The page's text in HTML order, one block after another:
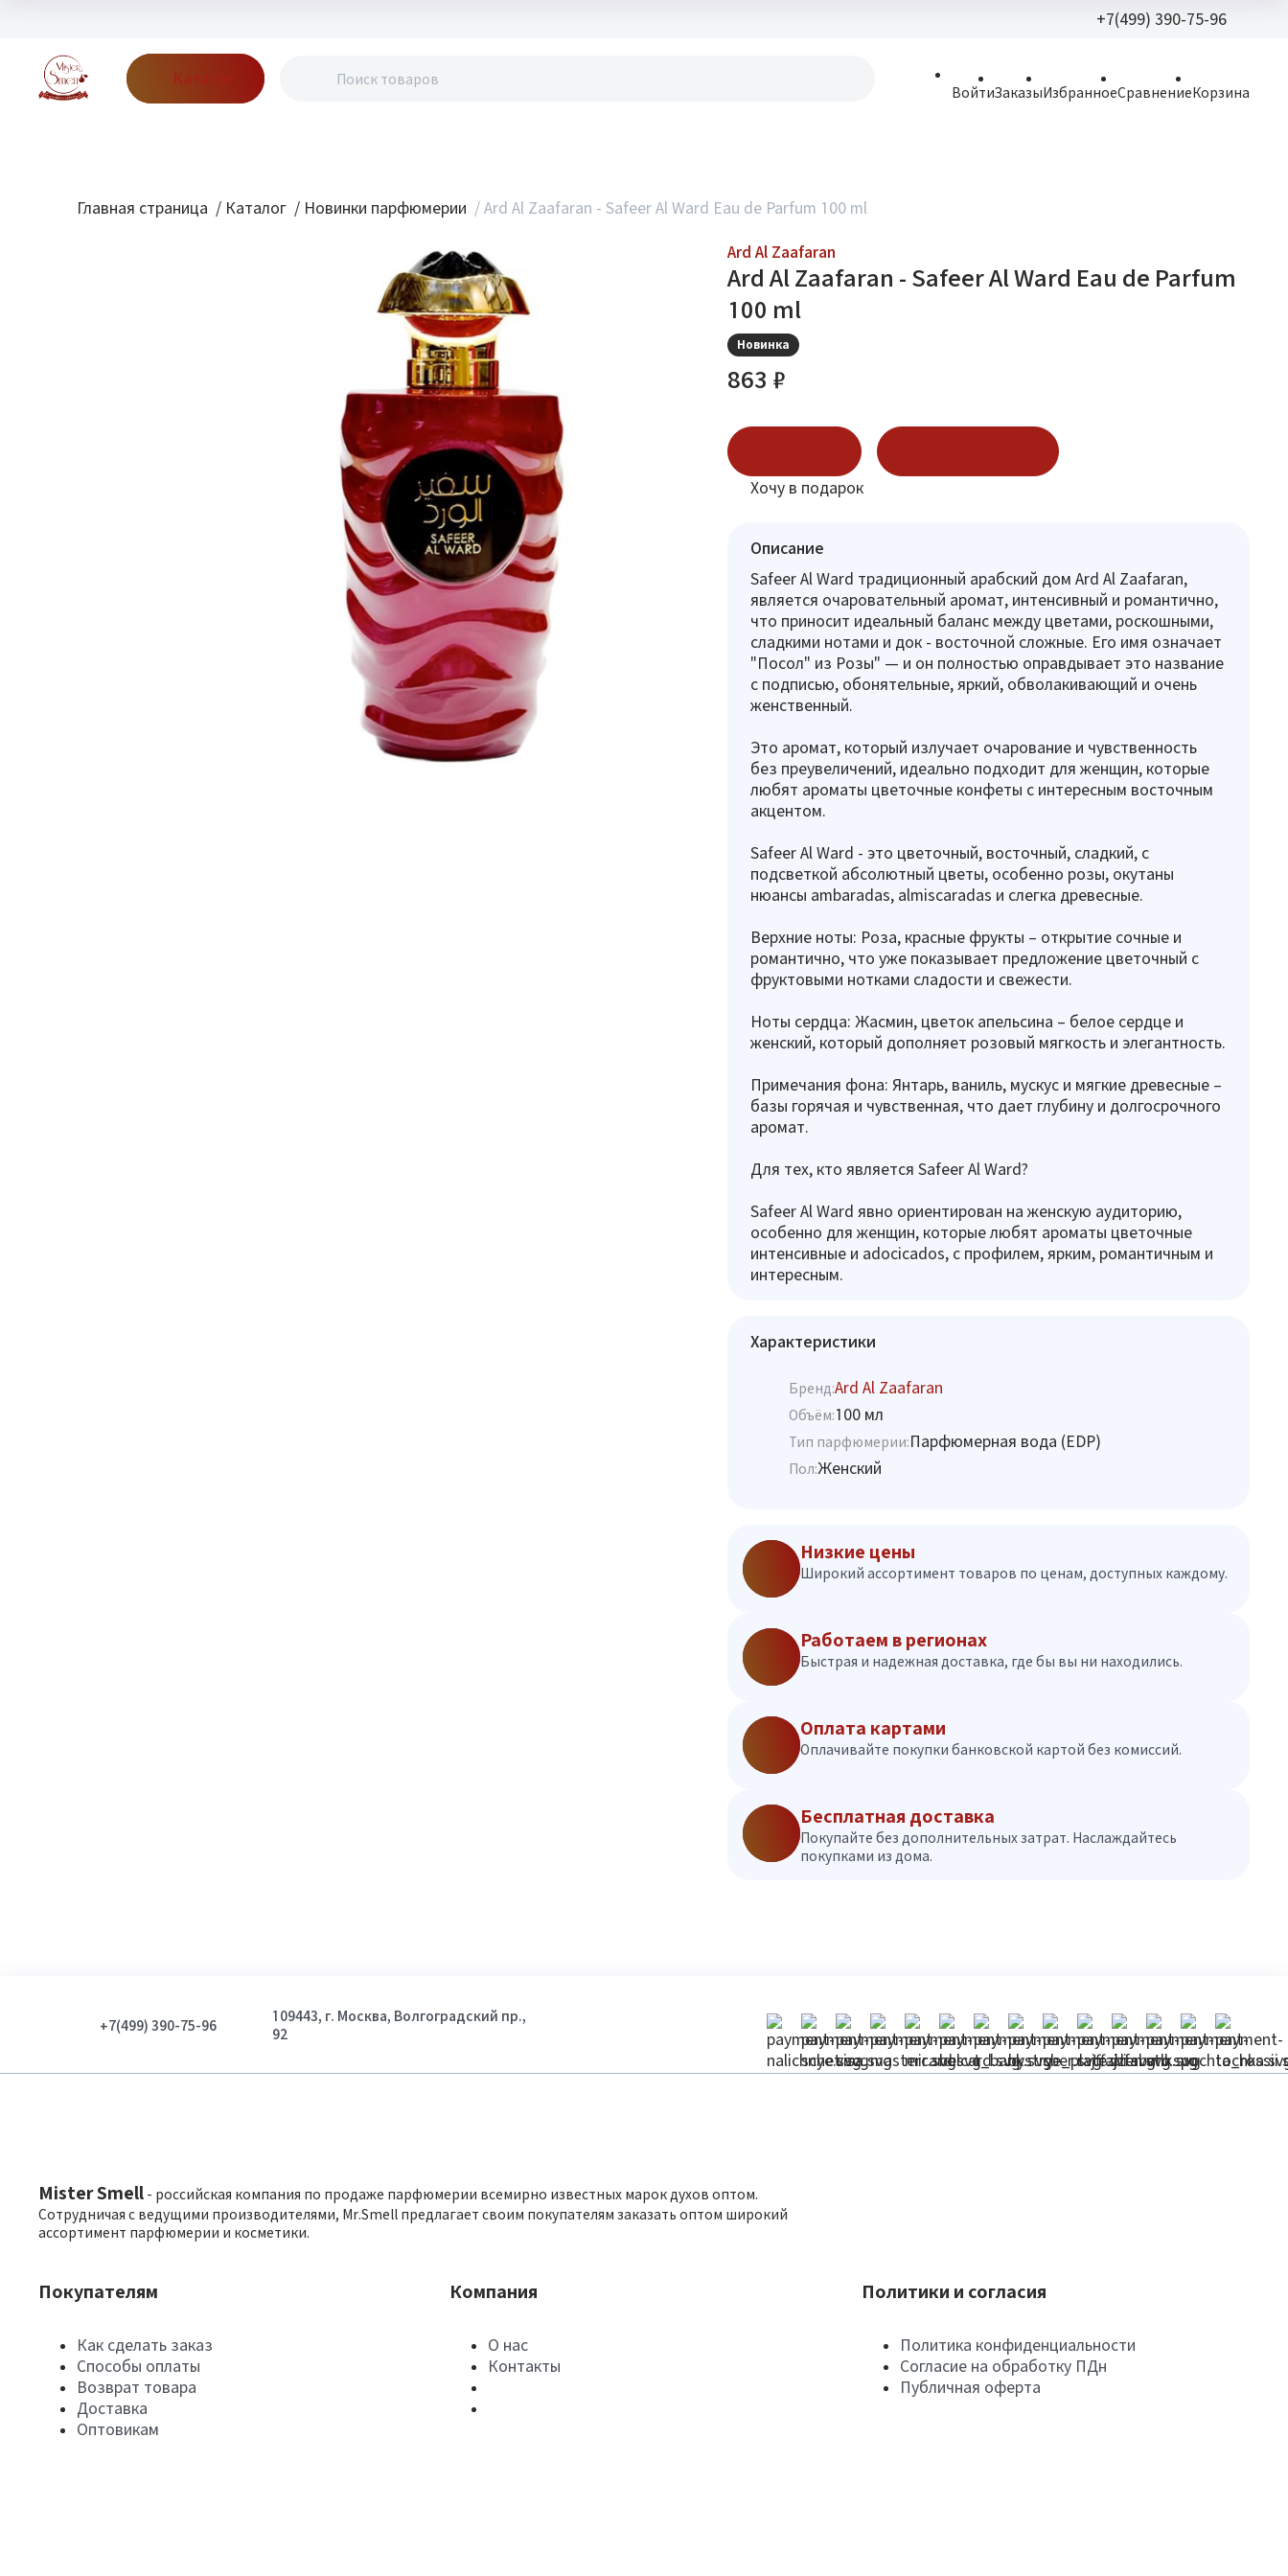
+7(499) 390-75-96
Каталог
ВойтиЗаказыИзбранноеСравнениеКорзина
Главная страница / Каталог / Новинки парфюмерии / Ard Al Zaafaran - Safeer Al Ward Eau de Parfum 100 ml
Ard Al Zaafaran
Ard Al Zaafaran - Safeer Al Ward Eau de Parfum
100 ml
Новинка
863 ₽
Хочу в подарок
Описание
Safeer Al Ward традиционный арабский дом Ard Al Zaafaran,
является очаровательный аромат, интенсивный и романтично,
что приносит идеальный баланс между цветами, роскошными,
сладкими нотами и док - восточной сложные. Его имя означает
"Посол" из Розы" — и он полностью оправдывает это название
с подписью, обонятельные, яркий, обволакивающий и очень
женственный.
Это аромат, который излучает очарование и чувственность
без преувеличений, идеально подходит для женщин, которые
любят ароматы цветочные конфеты с интересным восточным
акцентом.
Safeer Al Ward - это цветочный, восточный, сладкий, с
подсветкой абсолютный цветы, особенно розы, окутаны
нюансы ambaradas, almiscaradas и слегка древесные.
Верхние ноты: Роза, красные фрукты – открытие сочные и
романтично, что уже показывает предложение цветочный с
фруктовыми нотками сладости и свежести.
Ноты сердца: Жасмин, цветок апельсина – белое сердце и
женский, который дополняет розовый мягкость и элегантность.
Примечания фона: Янтарь, ваниль, мускус и мягкие древесные –
базы горячая и чувственная, что дает глубину и долгосрочного
аромат.
Для тех, кто является Safeer Al Ward?
Safeer Al Ward явно ориентирован на женскую аудиторию,
особенно для женщин, которые любят ароматы цветочные
интенсивные и adocicados, с профилем, ярким, романтичным и
интересным.
Характеристики
Бренд:Ard Al Zaafaran
Объём:100 мл
Тип парфюмерии:Парфюмерная вода (EDP)
Пол:Женский
Низкие цены
Широкий ассортимент товаров по ценам, доступных каждому.
Работаем в регионах
Быстрая и надежная доставка, где бы вы ни находились.
Оплата картами
Оплачивайте покупки банковской картой без комиссий.
Бесплатная доставка
Покупайте без дополнительных затрат. Наслаждайтесь
покупками из дома.
+7(499) 390-75-96
109443, г. Москва, Волгоградский пр.,
92
Mister Smell - российская компания по продаже парфюмерии всемирно известных марок духов оптом.
Сотрудничая с ведущими производителями, Mr.Smell предлагает своим покупателям заказать оптом широкий
ассортимент парфюмерии и косметики.
Покупателям
Как сделать заказ
Способы оплаты
Возврат товара
Доставка
Оптовикам
Компания
О нас
Контакты
Политики и согласия
Политика конфиденциальности
Согласие на обработку ПДн
Публичная оферта